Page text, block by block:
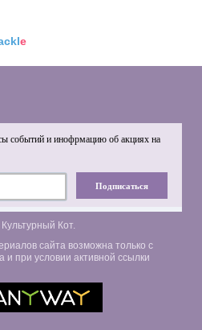
e
событий и инофрмацию об акциях на
Подписаться
Кот.
сайта возможна только с
при условии активной ссылки